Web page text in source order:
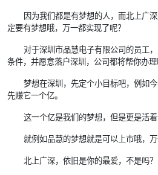
因为我们都是有梦想的人，而北上广
定要有梦想哦，万一都实现了呢？
对于深圳市品慧电子有限公司的员工
条件，并愿意落户深圳，公司都将帮你办理
梦想在深圳，先定个小目标吧，例如
先赚它一个亿。
这一个亿是我们的梦想，但是更是活着
就例如品慧的梦想就是可以上市哦，万
北上广深，依旧是你的最爱，不是吗？